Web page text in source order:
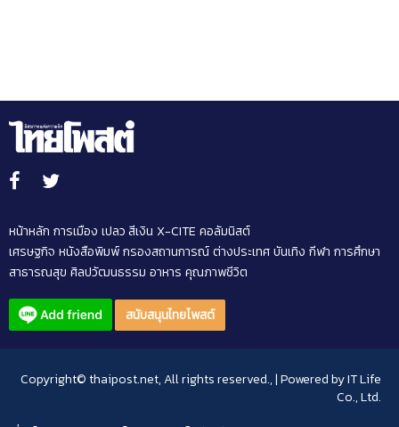
หน้าหลัก การเมือง เปลว สีเงิน X-CITE คอลัมนิสต์
เศรษฐกิจ หนังสือพิมพ์กรองสถานการณ์ต่างประเทศบันเทิง กีฬา การศึกษา
สาธารณสุข ศิลปวัฒนธรรม อาหาร คุณภาพชีวิต
สนับสนุนไทยโพสต์
Copyright© thaipost.net, All rights reserved., | Powered byIT Life
Co., Ltd.